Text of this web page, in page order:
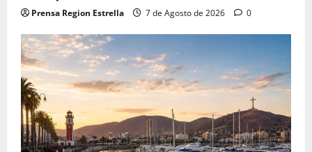
Prensa Region Estrella 7 de Agosto de 2026 0